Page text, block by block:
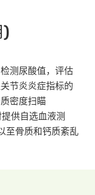
)
测尿酸值，评估
节炎炎症指标的
密度扫瞄
供自选血液测
至骨质和钙质紊乱